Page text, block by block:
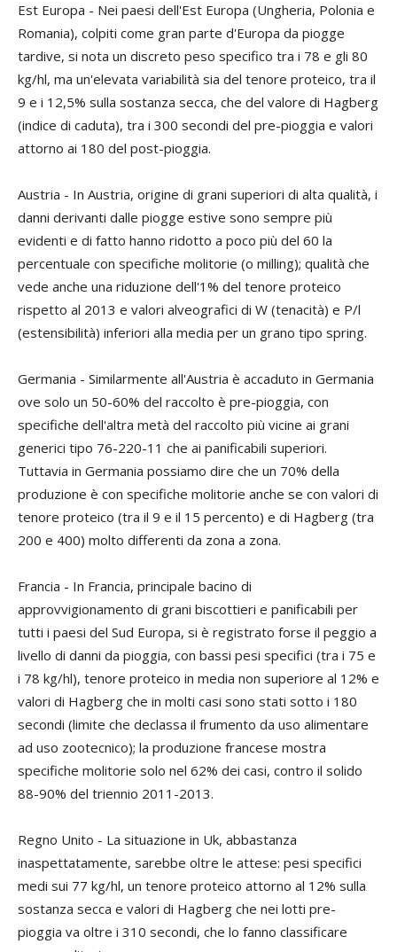
Est Europa - Nei paesi dell'Est Europa (Ungheria, Polonia e
Romania), colpiti come gran parte d'Europa da piogge
tardive, si nota un discreto peso specifico tra i 78 e gli 80
kg/hl, ma un'elevata variabilità sia del tenore proteico, tra il
9 e i 12,5% sulla sostanza secca, che del valore di Hagberg
(indice di caduta), tra i 300 secondi del pre-pioggia e valori
attorno ai 180 del post-pioggia.
Austria - In Austria, origine di grani superiori di alta qualità, i
danni derivanti dalle piogge estive sono sempre più
evidenti e di fatto hanno ridotto a poco più del 60 la
percentuale con specifiche molitorie (o milling); qualità che
vede anche una riduzione dell'1% del tenore proteico
rispetto al 2013 e valori alveografici di W (tenacità) e P/l
(estensibilità) inferiori alla media per un grano tipo spring.
Germania - Similarmente all'Austria è accaduto in Germania
ove solo un 50-60% del raccolto è pre-pioggia, con
specifiche dell'altra metà del raccolto più vicine ai grani
generici tipo 76-220-11 che ai panificabili superiori.
Tuttavia in Germania possiamo dire che un 70% della
produzione è con specifiche molitorie anche se con valori di
tenore proteico (tra il 9 e il 15 percento) e di Hagberg (tra
200 e 400) molto differenti da zona a zona.
Francia - In Francia, principale bacino di
approvvigionamento di grani biscottieri e panificabili per
tutti i paesi del Sud Europa, si è registrato forse il peggio a
livello di danni da pioggia, con bassi pesi specifici (tra i 75 e
i 78 kg/hl), tenore proteico in media non superiore al 12% e
valori di Hagberg che in molti casi sono stati sotto i 180
secondi (limite che declassa il frumento da uso alimentare
ad uso zootecnico); la produzione francese mostra
specifiche molitorie solo nel 62% dei casi, contro il solido
88-90% del triennio 2011-2013.
Regno Unito - La situazione in Uk, abbastanza
inaspettatamente, sarebbe oltre le attese: pesi specifici
medi sui 77 kg/hl, un tenore proteico attorno al 12% sulla
sostanza secca e valori di Hagberg che nei lotti pre-
pioggia va oltre i 310 secondi, che lo fanno classificare